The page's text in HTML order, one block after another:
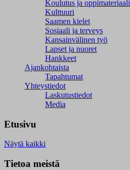
Koulutus ja oppimateriaali
Kulttuuri
Saamen kielet
Sosiaali ja terveys
Kansainvälinen työ
Lapset ja nuoret
Hankkeet
Ajankohtaista
Tapahtumat
Yhteystiedot
Laskutustiedot
Media
Etusivu
Näytä kaikki
Tietoa meistä